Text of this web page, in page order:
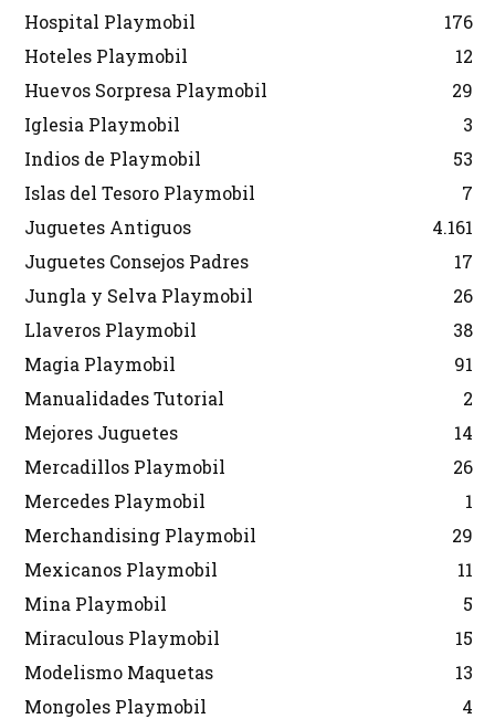
Hospital Playmobil
176
Hoteles Playmobil
12
Huevos Sorpresa Playmobil
29
Iglesia Playmobil
3
Indios de Playmobil
53
Islas del Tesoro Playmobil
7
Juguetes Antiguos
4.161
Juguetes Consejos Padres
17
Jungla y Selva Playmobil
26
Llaveros Playmobil
38
Magia Playmobil
91
Manualidades Tutorial
2
Mejores Juguetes
14
Mercadillos Playmobil
26
Mercedes Playmobil
1
Merchandising Playmobil
29
Mexicanos Playmobil
11
Mina Playmobil
5
Miraculous Playmobil
15
Modelismo Maquetas
13
Mongoles Playmobil
4